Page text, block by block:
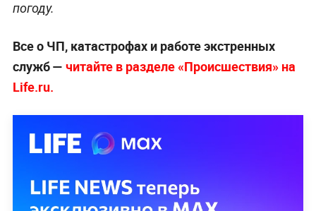
погоду.
Все о ЧП, катастрофах и работе экстренных
служб — читайте в разделе «Происшествия» на
Life.ru.